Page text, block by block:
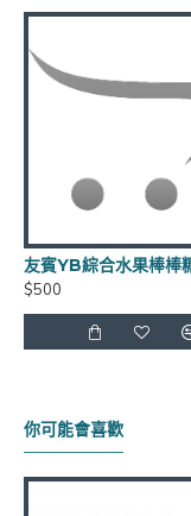
到貨日期：於出
商品有效期限：
上，(每批商品有
續費另計60元
保存方式：常溫
友賓YB綜合水果棒棒
$500
你可能會喜歡